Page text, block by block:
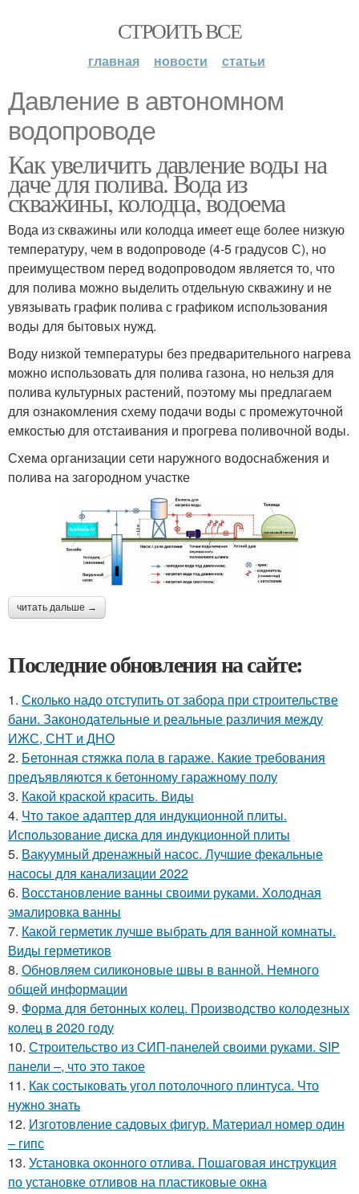
СТРОИТЬ ВСЕ
главная новости статьи
Давление в автономном
водопроводе
Как увеличить давление воды на
даче для полива. Вода из
скважины, колодца, водоема
Вода из скважины или колодца имеет еще более низкую
температуру, чем в водопроводе (4-5 градусов С), но
преимуществом перед водопроводом является то, что
для полива можно выделить отдельную скважину и не
увязывать график полива с графиком использования
воды для бытовых нужд.
Воду низкой температуры без предварительного нагрева
можно использовать для полива газона, но нельзя для
полива культурных растений, поэтому мы предлагаем
для ознакомления схему подачи воды с промежуточной
емкостью для отстаивания и прогрева поливочной воды.
Схема организации сети наружного водоснабжения и
полива на загородном участке
читать дальше →
Последние обновления на сайте:
1. Сколько надо отступить от забора при строительстве
бани. Законодательные и реальные различия между
ИЖС, СНТ и ДНО
2. Бетонная стяжка пола в гараже. Какие требования
предъявляются к бетонному гаражному полу
3. Какой краской красить. Виды
4. Что такое адаптер для индукционной плиты.
Использование диска для индукционной плиты
5. Вакуумный дренажный насос. Лучшие фекальные
насосы для канализации 2022
6. Восстановление ванны своими руками. Холодная
эмалировка ванны
7. Какой герметик лучше выбрать для ванной комнаты.
Виды герметиков
8. Обновляем силиконовые швы в ванной. Немного
общей информации
9. Форма для бетонных колец. Производство колодезных
колец в 2020 году
10. Строительство из СИП-панелей своими руками. SIP
панели –, что это такое
11. Как состыковать угол потолочного плинтуса. Что
нужно знать
12. Изготовление садовых фигур. Материал номер один
– гипс
13. Установка оконного отлива. Пошаговая инструкция
по установке отливов на пластиковые окна